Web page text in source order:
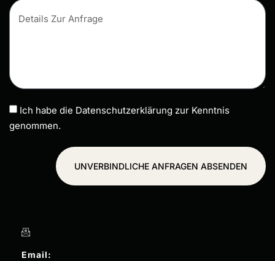
Ich habe die Datenschutzerklärung zur Kenntnis
genommen.
UNVERBINDLICHE ANFRAGEN ABSENDEN
Email: